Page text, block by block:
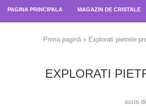
PAGINA PRINCIPALA MAGAZIN DE CRISTALE
Prima pagină » Explorati pietrele
EXPLORATI
scris